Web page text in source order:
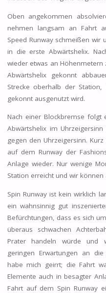
Oben angekommen
nehmen langsam an Fahrt
Speed Runway schmeißen wir
in die erste Abwärtshelix.
wieder etwas an
Abwärtshelix gekonnt
Strecke oberhalb der
gekonnt ausgenutzt wird.
Nach einer Blockbremse
Abwärtshelix im
gegen den Uhrzeigersinn.
auf dem Runway der
Anlage wieder. Nur wenige
Station erreicht und wir können
Spin Runway ist kein wirklich
ein wahnsinnig gut
Befürchtungen, dass es sich
überaus schwachen
Prater handeln würde und
geringen Erwartungen an
habe mich geirrt; die Fahrt
Elemente auch in besagter
Fahrt auf dem Spin Runway